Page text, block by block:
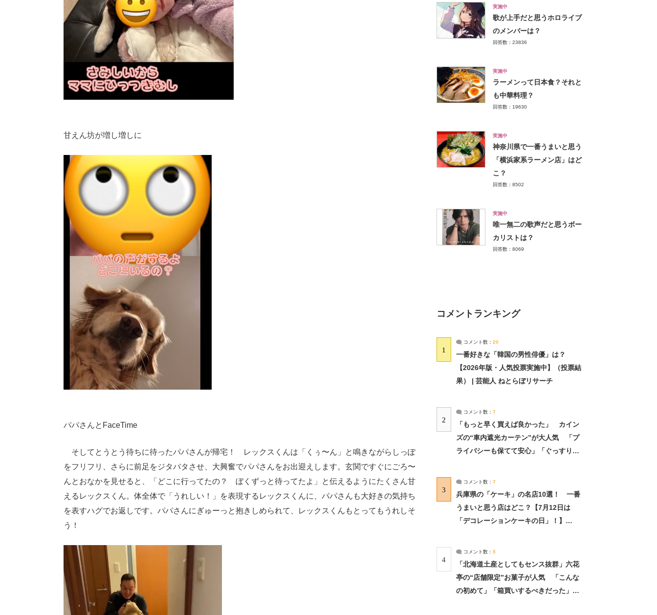
甘えん坊が増し増しに
パパさんとFaceTime
そしてとうとう待ちに待ったパパさんが帰宅！ レックスくんは「くぅ〜ん」と鳴きながらしっぽ
をフリフリ、さらに前足をジタバタさせ、大興奮でパパさんをお出迎えします。玄関ですぐにごろ〜
んとおなかを見せると、「どこに行ってたの？ ぼくずっと待ってたよ」と伝えるようにたくさん甘
えるレックスくん。体全体で「うれしい！」を表現するレックスくんに、パパさんも大好きの気持ち
を表すハグでお返しです。パパさんにぎゅーっと抱きしめられて、レックスくんもとってもうれしそ
う！
実施中
歌が上手だと思うホロライブ
のメンバーは？
回答数：23836
実施中
ラーメンって日本食？それと
も中華料理？
回答数：19630
実施中
神奈川県で一番うまいと思う
「横浜家系ラーメン店」はど
こ？
回答数：8502
実施中
唯一無二の歌声だと思うボー
カリストは？
回答数：8069
コメントランキング
1
コメント数： 20
一番好きな「韓国の男性俳優」は？
【2026年版・人気投票実施中】（投票結
果） | 芸能人 ねとらぼリサーチ
2
コメント数： 7
「もっと早く買えば良かった」 カイン
ズの“車内遮光カーテン”が大人気 「プ
ライバシーも保てて安心」「ぐっすり眠
3
コメント数： 7
兵庫県の「ケーキ」の名店10選！ 一番
うまいと思う店はどこ？【7月12日は
「デコレーションケーキの日」！】
4
コメント数： 5
「北海道土産としてもセンス抜群」六花
亭の“店舗限定”お菓子が人気 「こんな
の初めて」「箱買いするべきだった」